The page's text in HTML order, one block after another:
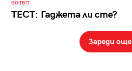
GO ТЕСТ
ТЕСТ: Гаджета ли сте?
Зареди още